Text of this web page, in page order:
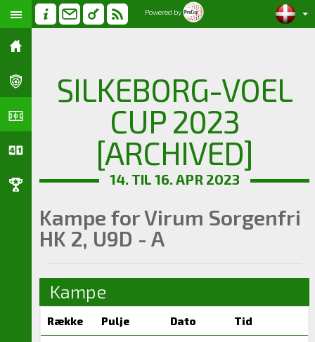
Powered by
SILKEBORG-VOEL
CUP 2023
[ARCHIVED]
14. TIL 16. APR 2023
Kampe for Virum Sorgenfri
HK 2, U9D - A
Kampe
Række Pulje Dato Tid